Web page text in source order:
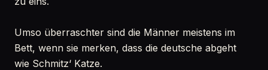
Umso überraschter sind die Männer meistens im
Bett, wenn sie merken, dass die deutsche abgeht
wie Schmitz‘ Katze.